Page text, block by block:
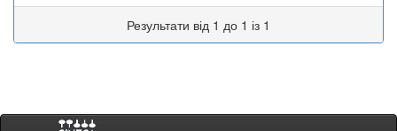
Результати від 1 до 1 із 1